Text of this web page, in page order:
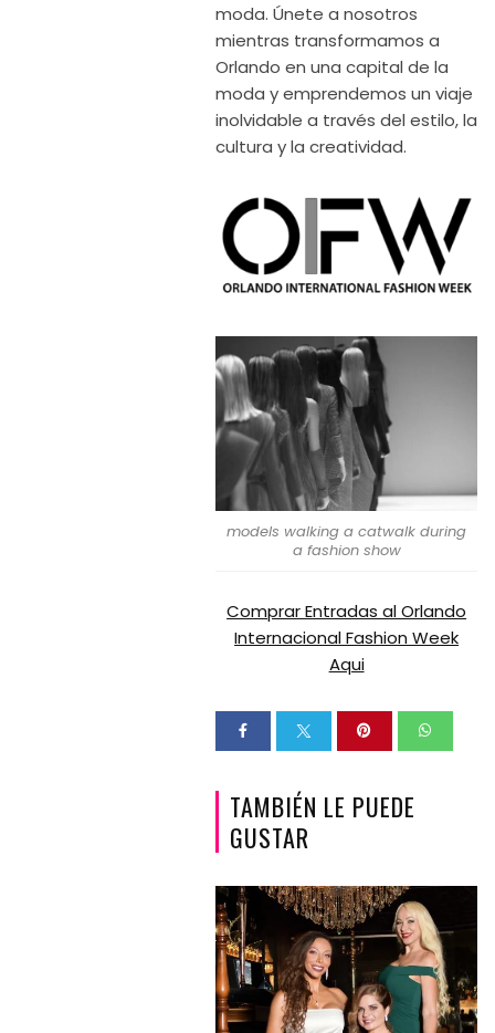
moda. Únete a nosotros
mientras transformamos a
Orlando en una capital de la
moda y emprendemos un viaje
inolvidable a través del estilo, la
cultura y la creatividad.
models walking a catwalk during
a fashion show
Comprar Entradas al Orlando
Internacional Fashion Week
Aqui
TAMBIÉN LE PUEDE
GUSTAR